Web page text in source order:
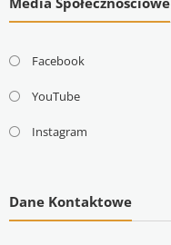
Facebook
YouTube
Instagram
Dane Kontaktowe